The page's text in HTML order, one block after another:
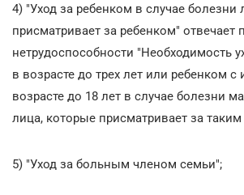
4) "Уход за ребенком в случае болезни
присматривает за ребенком" отвечает
нетрудоспособности "Необходимость
в возрасте до трех лет или ребенком
возрасте до 18 лет в случае болезни
лица, которые присматривает за
5) "Уход за больным членом семьи";